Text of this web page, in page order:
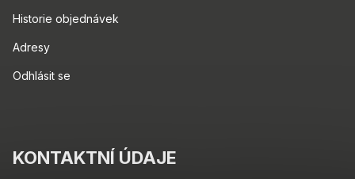
Historie objednávek
Adresy
Odhlásit se
KONTAKTNÍ ÚDAJE